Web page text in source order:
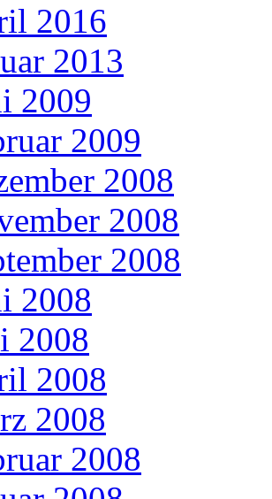
2016
2013
2009
2009
2008
2008
2008
2008
2008
2008
2008
2008